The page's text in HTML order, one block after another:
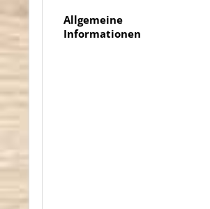
Allgemeine
Informationen